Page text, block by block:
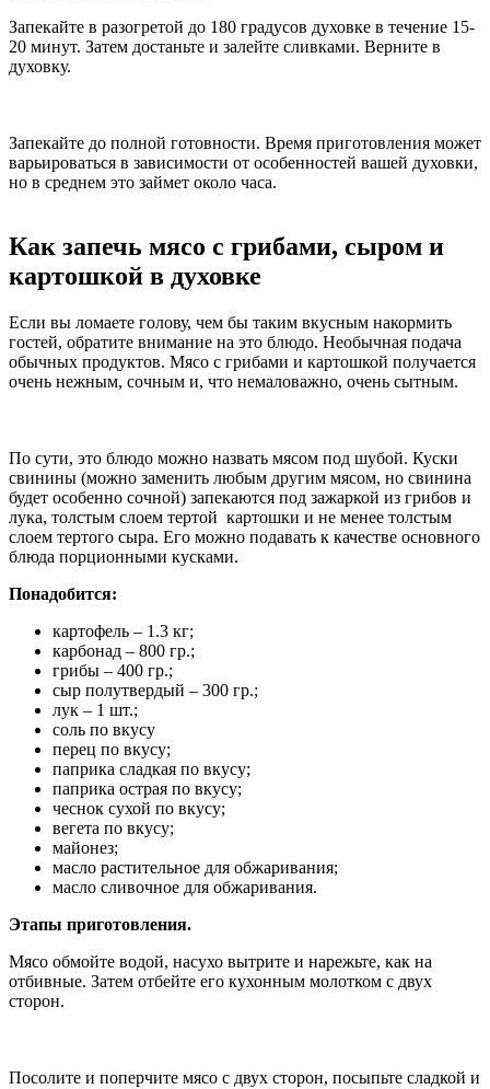
Запекайте в разогретой до 180 градусов духовке в течение 15-
20 минут. Затем достаньте и залейте сливками. Верните в
духовку.
Запекайте до полной готовности. Время приготовления может
варьироваться в зависимости от особенностей вашей духовки,
но в среднем это займет около часа.
Как запечь мясо с грибами, сыром и
картошкой в духовке
Если вы ломаете голову, чем бы таким вкусным накормить
гостей, обратите внимание на это блюдо. Необычная подача
обычных продуктов. Мясо с грибами и картошкой получается
очень нежным, сочным и, что немаловажно, очень сытным.
По сути, это блюдо можно назвать мясом под шубой. Куски
свинины (можно заменить любым другим мясом, но свинина
будет особенно сочной) запекаются под зажаркой из грибов и
лука, толстым слоем тертой картошки и не менее толстым
слоем тертого сыра. Его можно подавать к качестве основного
блюда порционными кусками.
Понадобится:
картофель – 1.3 кг;
карбонад – 800 гр.;
грибы – 400 гр.;
сыр полутвердый – 300 гр.;
лук – 1 шт.;
соль по вкусу
перец по вкусу;
паприка сладкая по вкусу;
паприка острая по вкусу;
чеснок сухой по вкусу;
вегета по вкусу;
майонез;
масло растительное для обжаривания;
масло сливочное для обжаривания.
Этапы приготовления.
Мясо обмойте водой, насухо вытрите и нарежьте, как на
отбивные. Затем отбейте его кухонным молотком с двух
сторон.
Посолите и поперчите мясо с двух сторон, посыпьте сладкой и